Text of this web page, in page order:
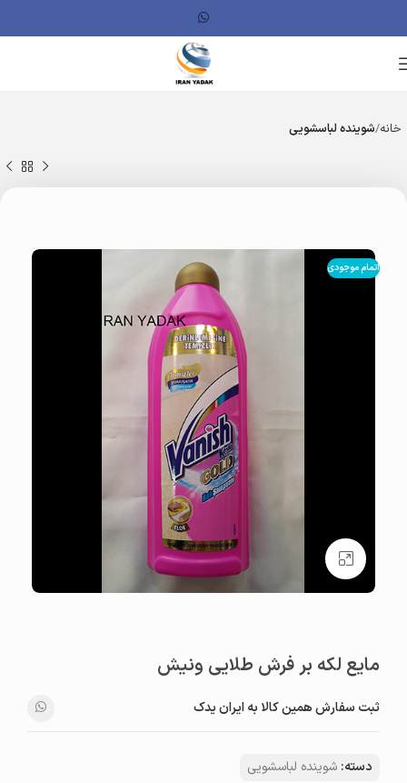
خانه شوینده لباسشویی
اتمام موجودی
بزرگنمایی تصویر
مایع لکه بر فرش طلایی ونیش
ثبت سفارش همین کالا به ایران یدک
دسته: شوینده لباسشویی